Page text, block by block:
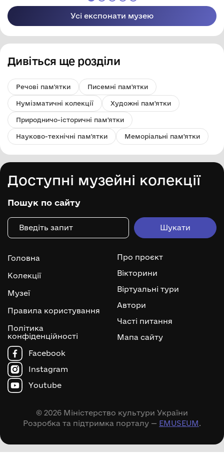
Усі експонати музею
Дивіться ще розділи
Речові пам'ятки Писемні пам'ятки
Нумізматичні колекції Художні пам'ятки
Природничо-історичні пам'ятки
Науково-технічні пам'ятки Меморіальні пам'ятки
Доступні музейні колекції
Пошук по сайту
Головна
Колекції
Музеї
Правила користування
Політика
конфіденційності
Про проєкт
Вікторини
Віртуальні тури
Автори
Часті питання
Мапа сайту
Facebook
Instagram
Youtube
© 2026 Міністерство культури України
Розробка та підтримка порталу — EMUSEUM.